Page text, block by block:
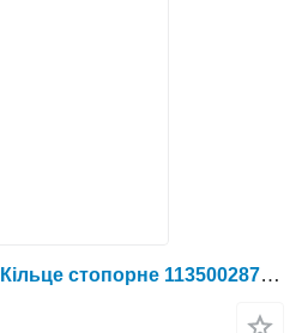
Крепежные элементы Кільце стопорне 1135002876 для жатки зерновой Holmer